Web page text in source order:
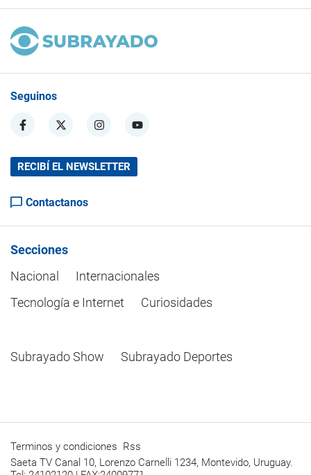
Seguinos
RECIBÍ EL NEWSLETTER
Contactanos
Secciones
Nacional
Internacionales
Tecnología e Internet
Curiosidades
Subrayado Show Subrayado Deportes
Terminos y condiciones Rss
Saeta TV Canal 10, Lorenzo Carnelli 1234, Montevido, Uruguay.